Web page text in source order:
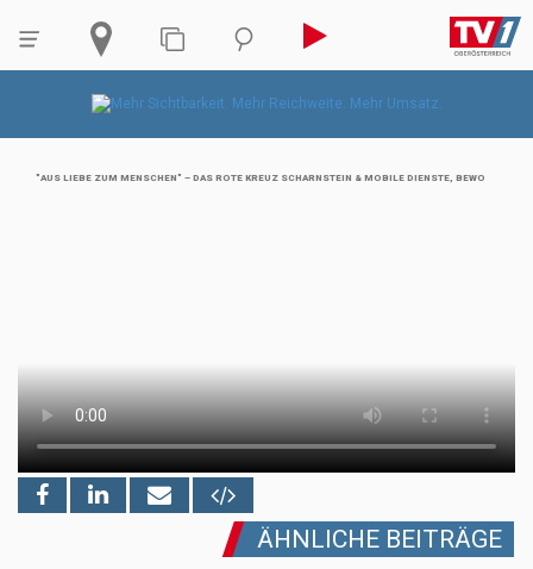
"AUS LIEBE ZUM MENSCHEN" – DAS ROTE KREUZ SCHARNSTEIN & MOBILE DIENSTE, BEWO
ÄHNLICHE BEITRÄGE